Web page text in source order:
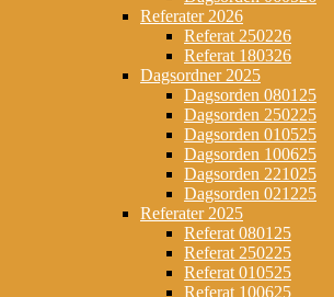
Referater 2026
Referat 250226
Referat 180326
Dagsordner 2025
Dagsorden 080125
Dagsorden 250225
Dagsorden 010525
Dagsorden 100625
Dagsorden 221025
Dagsorden 021225
Referater 2025
Referat 080125
Referat 250225
Referat 010525
Referat 100625